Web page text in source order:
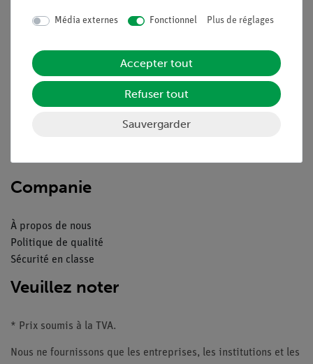
Mentions légales
Service
Aperçu du service
Téléchargements
Contacte service client
Companie
À propos de nous
Politique de qualité
Sécurité en classe
Veuillez noter
* Prix soumis à la TVA.
Nous ne fournissons que les entreprises, les institutions et les
Média externes Fonctionnel Plus de réglages
Accepter tout
Refuser tout
Sauvergarder